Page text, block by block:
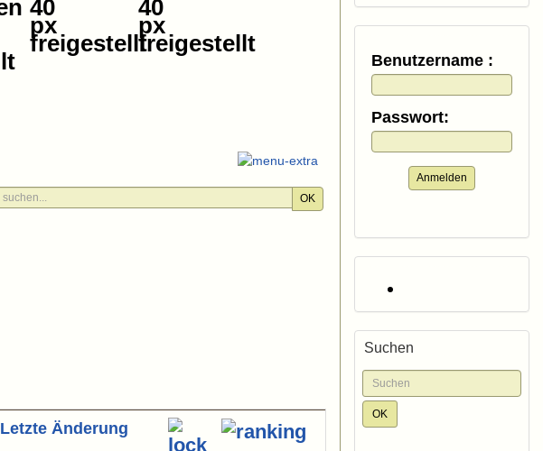
OK
Letzte Änderung
Benutzername :
Passwort:
Anmelden
Suchen